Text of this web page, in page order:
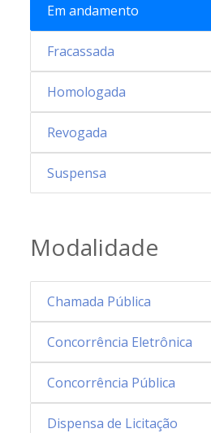
Em andamento
Fracassada
Homologada
Revogada
Suspensa
Modalidade
Chamada Pública
Concorrência Eletrônica
Concorrência Pública
Dispensa de Licitação